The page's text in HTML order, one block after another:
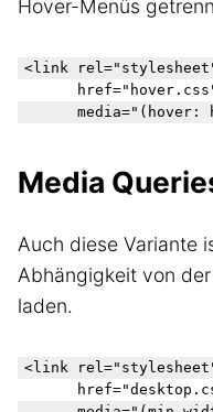
Hover-Menüs
<link
Media
Auch diese Variante
Abhängigkeit von
laden.
<link